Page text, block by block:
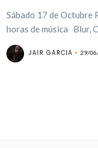
Sábado 17 de Octubre
horas de música Blur,
JAIR GARCIA 29/